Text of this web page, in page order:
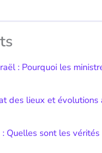
: Pourquoi les
des lieux et évolutions
Quelles sont les